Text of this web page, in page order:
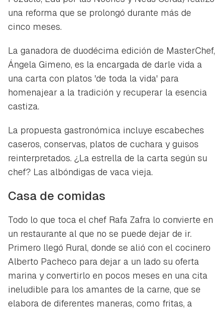
una reforma que se prolongó durante más de
cinco meses.
La ganadora de duodécima edición de MasterChef,
Ángela Gimeno, es la encargada de darle vida a
una carta con platos 'de toda la vida' para
homenajear a la tradición y recuperar la esencia
castiza.
La propuesta gastronómica incluye escabeches
caseros, conservas, platos de cuchara y guisos
reinterpretados. ¿La estrella de la carta según su
chef? Las albóndigas de vaca vieja.
Casa de comidas
Todo lo que toca el chef Rafa Zafra lo convierte en
un restaurante al que no se puede dejar de ir.
Primero llegó Rural, donde se alió con el cocinero
Alberto Pacheco para dejar a un lado su oferta
marina y convertirlo en pocos meses en una cita
ineludible para los amantes de la carne, que se
elabora de diferentes maneras, como fritas, a